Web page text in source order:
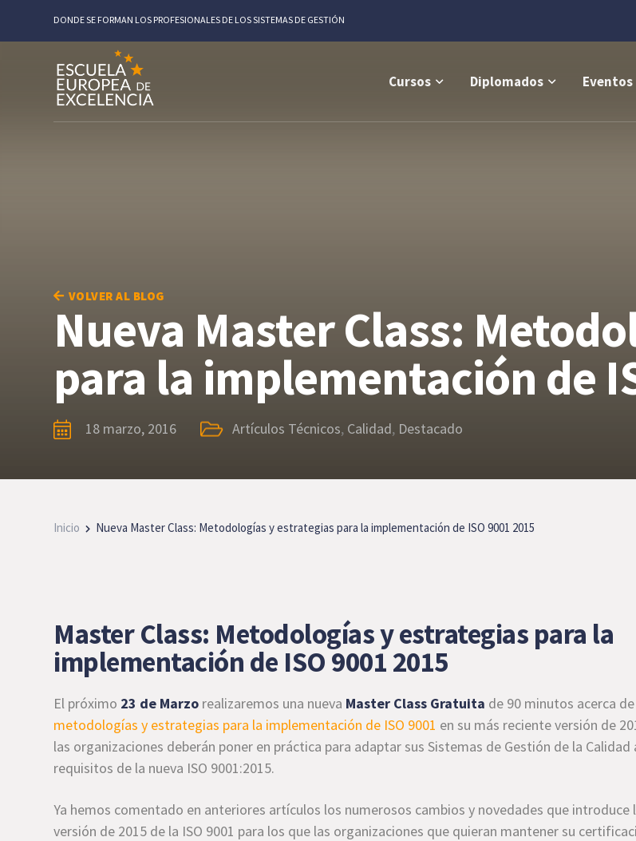
DONDE SE FORMAN LOS PROFESIONALES DE LOS SISTEMAS DE GESTIÓN
Cursos Diplomados Eventos
VOLVER AL BLOG
Nueva Master Class:
para la implementación de
18 marzo, 2016 Artículos Técnicos, Calidad, Destacado
Inicio Nueva Master Class: Metodologías y estrategias para la implementación de ISO 9001 2015
Master Class: Metodologías y estrategias para la
implementación de ISO 9001 2015
El próximo 23 de Marzo realizaremos una nueva Master Class Gratuita de 90 minutos acerca
metodologías y estrategias para la implementación de ISO 9001 en su más reciente versión de
las organizaciones deberán poner en práctica para adaptar sus Sistemas de Gestión de la Calidad
requisitos de la nueva ISO 9001:2015.
Ya hemos comentado en anteriores artículos los numerosos cambios y novedades que introduce
versión de 2015 de la ISO 9001 para los que las organizaciones que quieran mantener su